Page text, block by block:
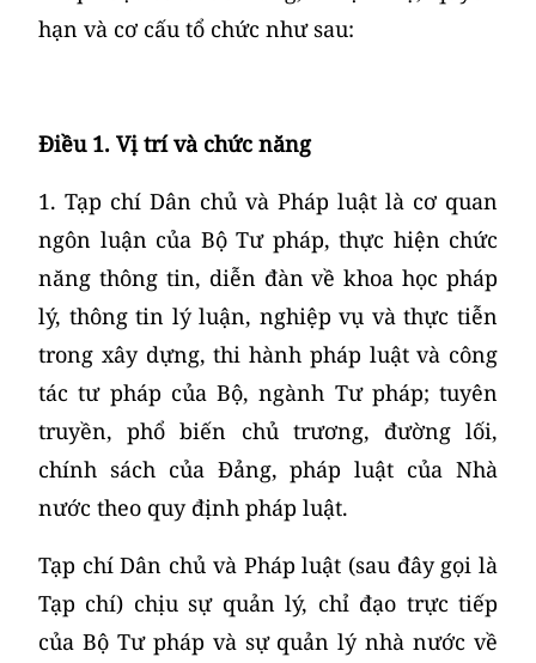
hạn và cơ cấu tổ chức như sau:
Điều 1. Vị trí và chức năng
1. Tạp chí Dân chủ và Pháp luật là cơ quan
ngôn luận của Bộ Tư pháp, thực hiện chức
năng thông tin, diễn đàn về khoa học pháp
lý, thông tin lý luận, nghiệp vụ và thực tiễn
trong xây dựng, thi hành pháp luật và công
tác tư pháp của Bộ, ngành Tư pháp; tuyên
truyền, phổ biến chủ trương, đường lối,
chính sách của Đảng, pháp luật của Nhà
nước theo quy định pháp luật.
Tạp chí Dân chủ và Pháp luật (sau đây gọi là
Tạp chí) chịu sự quản lý, chỉ đạo trực tiếp
của Bộ Tư pháp và sự quản lý nhà nước về